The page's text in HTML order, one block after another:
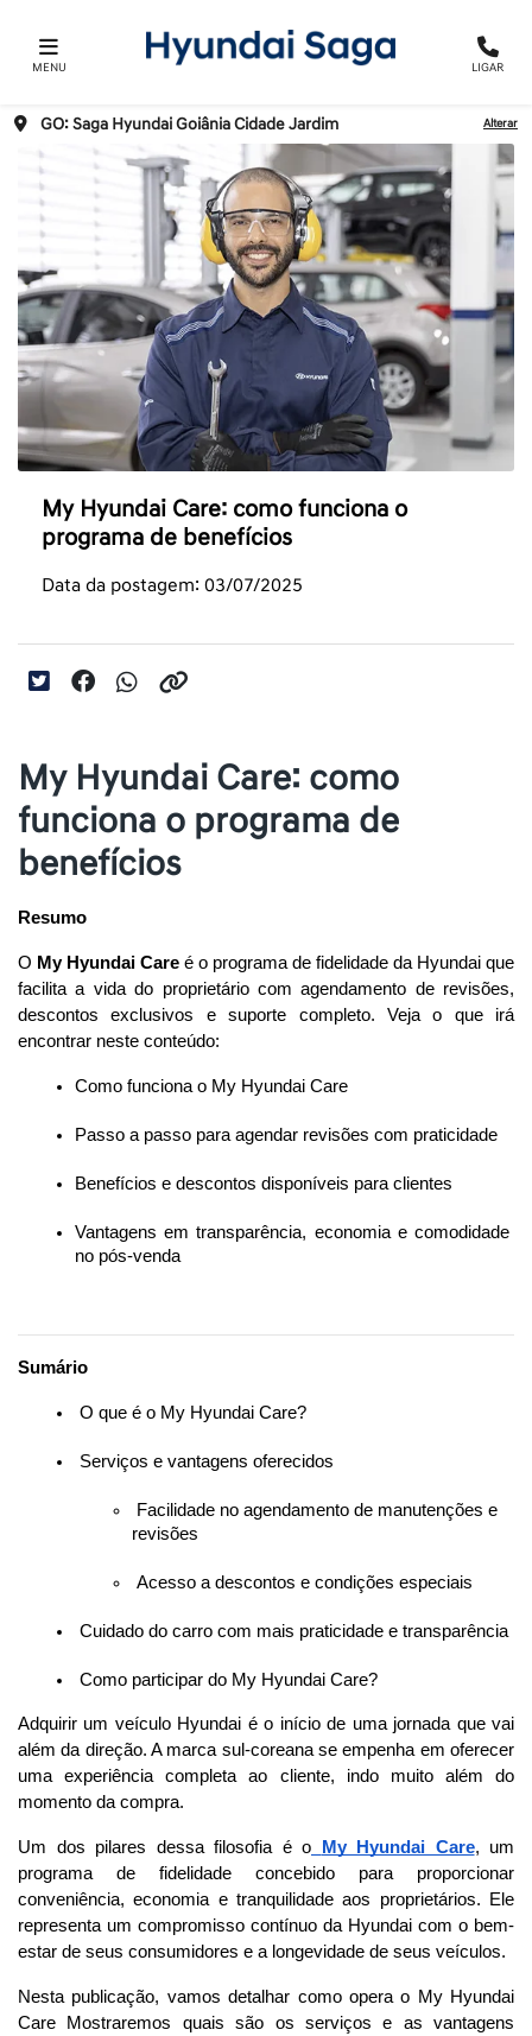
MENU LIGAR
GO: Saga Hyundai Goiânia Cidade Jardim Alterar
My Hyundai Care: como funciona o
programa de benefícios
Data da postagem: 03/07/2025
My Hyundai Care: como
funciona o programa de
benefícios
Resumo
O My Hyundai Care é o programa de fidelidade da Hyundai que
facilita a vida do proprietário com agendamento de revisões,
descontos exclusivos e suporte completo. Veja o que irá
encontrar neste conteúdo:
Como funciona o My Hyundai Care
Passo a passo para agendar revisões com praticidade
Benefícios e descontos disponíveis para clientes
Vantagens em transparência, economia e comodidade
no pós-venda
Sumário
O que é o My Hyundai Care?
Serviços e vantagens oferecidos
Facilidade no agendamento de manutenções e
revisões
Acesso a descontos e condições especiais
Cuidado do carro com mais praticidade e transparência
Como participar do My Hyundai Care?
Adquirir um veículo Hyundai é o início de uma jornada que vai
além da direção. A marca sul-coreana se empenha em oferecer
uma experiência completa ao cliente, indo muito além do
momento da compra.
Um dos pilares dessa filosofia é o My Hyundai Care, um
programa de fidelidade concebido para proporcionar
conveniência, economia e tranquilidade aos proprietários. Ele
representa um compromisso contínuo da Hyundai com o bem-
estar de seus consumidores e a longevidade de seus veículos.
Nesta publicação, vamos detalhar como opera o My Hyundai
Care Mostraremos quais são os serviços e as vantagens